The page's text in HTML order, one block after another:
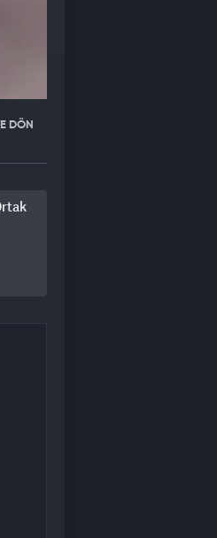
DÖN